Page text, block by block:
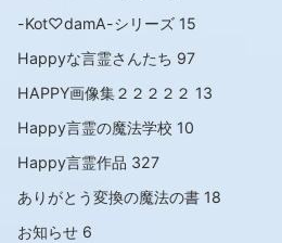
-Kot♡damA-シリーズ 15
Happyな言霊さんたち 97
HAPPY画像集２２２２２ 13
Happy言霊の魔法学校 10
Happy言霊作品 327
ありがとう変換の魔法の書 18
お知らせ 6